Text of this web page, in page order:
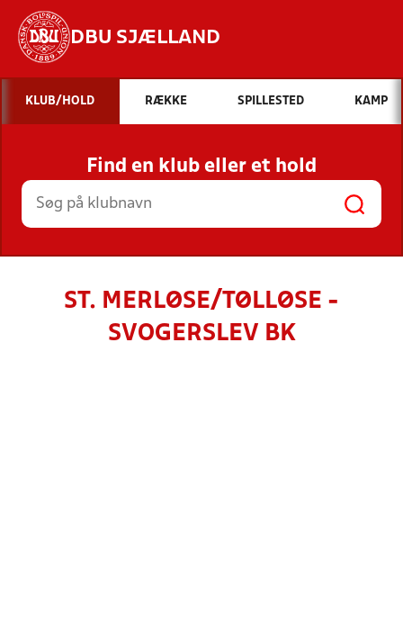
DBU SJÆLLAND
Hvad vil du søge efter?
INDHOLD OG NYHEDER
STILLINGER, RESULTATER, KLUBBER OG
HOLD
KLUB/HOLD RÆKKE SPILLESTED KAMP
Find en klub eller et hold
ST. MERLØSE/TØLLØSE -
SVOGERSLEV BK